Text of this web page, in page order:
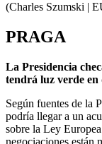
(Charles Szumski |
PRAGA
La Presidencia
tendrá luz verde en
Según fuentes de la
podría llegar a un
sobre la Ley